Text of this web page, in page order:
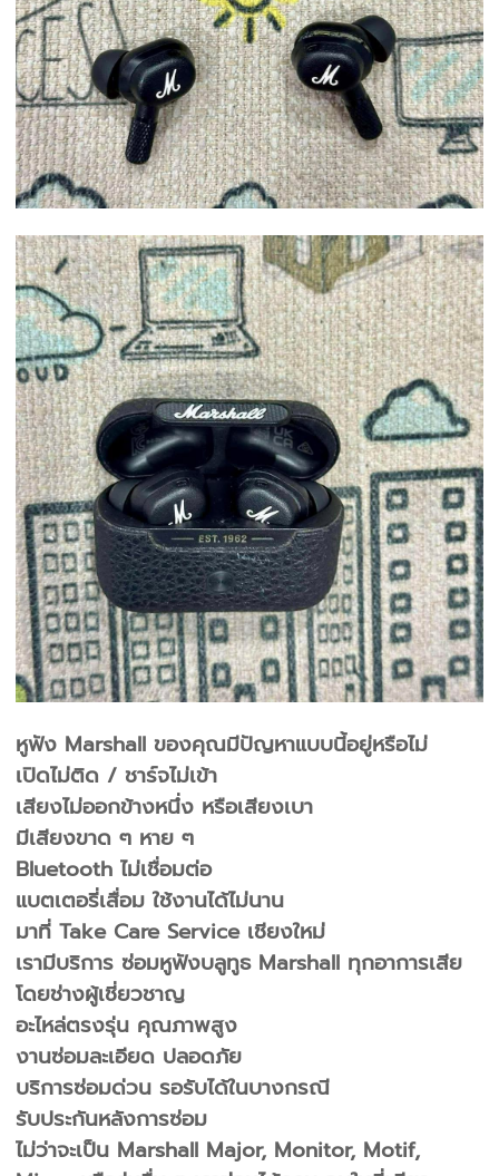
หูฟัง Marshall ของคุณมีปัญหาแบบนี้อยู่หรือไม่
เปิดไม่ติด / ชาร์จไม่เข้า
เสียงไม่ออกข้างหนึ่ง หรือเสียงเบา
มีเสียงขาด ๆ หาย ๆ
Bluetooth ไม่เชื่อมต่อ
แบตเตอรี่เสื่อม ใช้งานได้ไม่นาน
มาที่ Take Care Service เชียงใหม่
เรามีบริการ ซ่อมหูฟังบลูทูธ Marshall ทุกอาการเสีย
โดยช่างผู้เชี่ยวชาญ
อะไหล่ตรงรุ่น คุณภาพสูง
งานซ่อมละเอียด ปลอดภัย
บริการซ่อมด่วน รอรับได้ในบางกรณี
รับประกันหลังการซ่อม
ไม่ว่าจะเป็น Marshall Major, Monitor, Motif,